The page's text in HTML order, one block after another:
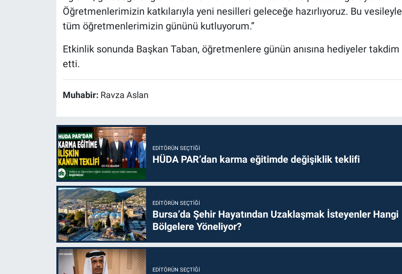
Öğretmenlerimizin katkılarıyla yeni nesilleri geleceğe hazırlıyoruz. Bu vesileyle
tüm öğretmenlerimizin gününü kutluyorum.”
Etkinlik sonunda Başkan Taban, öğretmenlere günün anısına hediyeler takdim
etti.
Muhabir: Ravza Aslan
EDITÖRÜN SEÇTIĞI
HÜDA PAR’dan karma eğitimde değişiklik teklifi
EDITÖRÜN SEÇTIĞI
Bursa’da Şehir Hayatından Uzaklaşmak İsteyenler Hangi
Bölgelere Yöneliyor?
EDITÖRÜN SEÇTIĞI